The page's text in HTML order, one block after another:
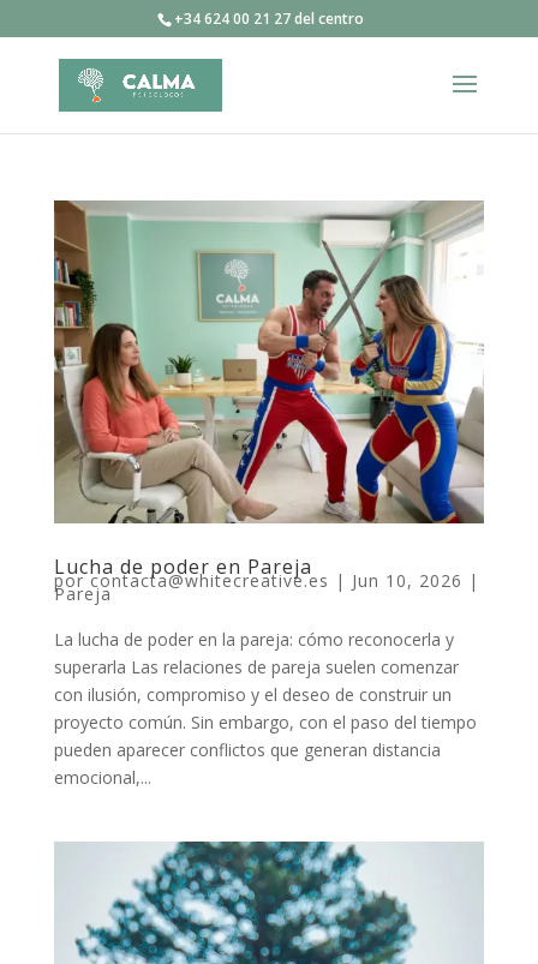
+34 624 00 21 27 del centro
Lucha de poder en Pareja
porcontacta@whitecreative.es | Jun 10, 2026 |
Pareja
La lucha de poder en la pareja: cómo reconocerla y
superarla Las relaciones de pareja suelen comenzar
con ilusión, compromiso y el deseo de construir un
proyecto común. Sin embargo, con el paso del tiempo
pueden aparecer conflictos que generan distancia
emocional,...